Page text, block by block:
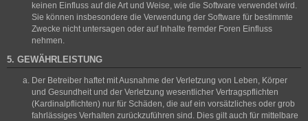
keinen Einfluss auf die Art und Weise, wie die Software verwendet wird.
Sie können insbesondere die Verwendung der Software für bestimmte
Zwecke nicht untersagen oder auf Inhalte fremder Foren Einfluss
nehmen.
5. GEWÄHRLEISTUNG
Der Betreiber haftet mit Ausnahme der Verletzung von Leben, Körper
und Gesundheit und der Verletzung wesentlicher Vertragspflichten
(Kardinalpflichten) nur für Schäden, die auf ein vorsätzliches oder grob
fahrlässiges Verhalten zurückzuführen sind. Dies gilt auch für mittelbare